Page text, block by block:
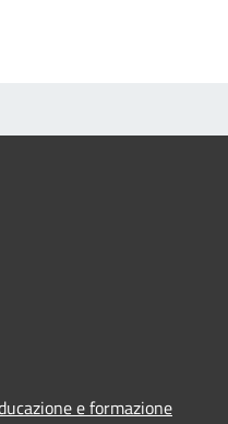
e formazione